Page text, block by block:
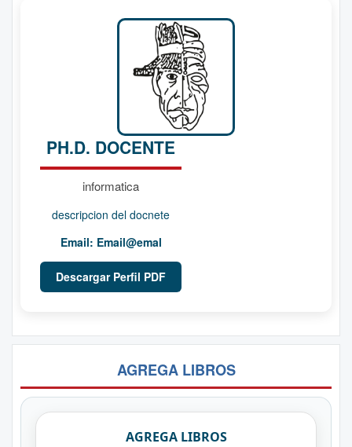
PH.D. DOCENTE
informatica
descripcion del docnete
Email: Email@emal
Descargar Perfil PDF
AGREGA LIBROS
AGREGA LIBROS